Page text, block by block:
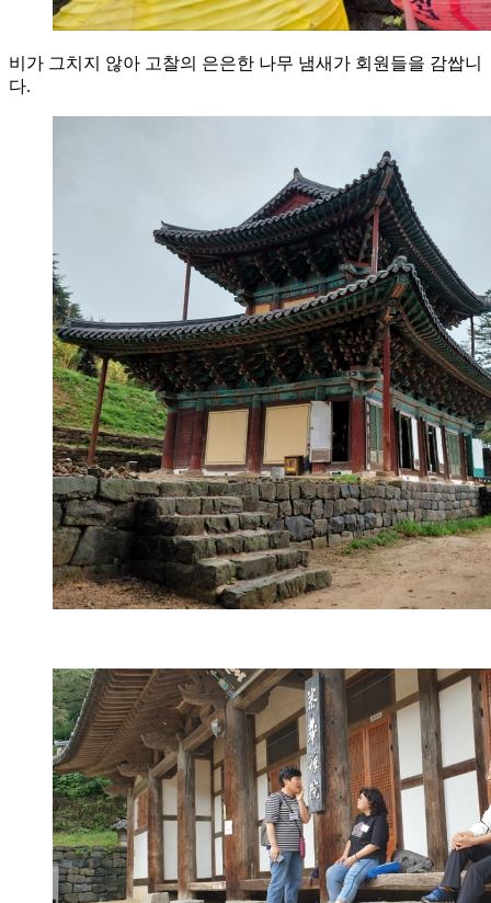
비가 그치지 않아 고찰의 은은한 나무 냄새가 회원들을 감쌉니
다.